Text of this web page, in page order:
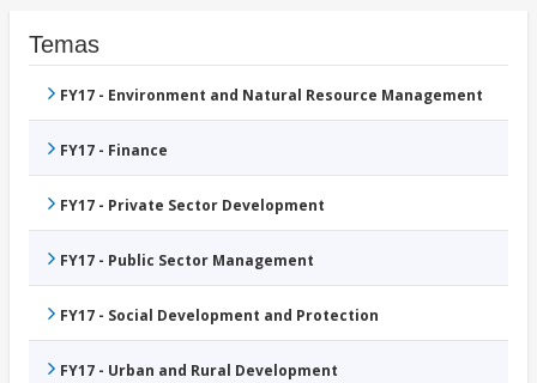
Temas
FY17 - Environment and Natural Resource Management
FY17 - Finance
FY17 - Private Sector Development
FY17 - Public Sector Management
FY17 - Social Development and Protection
FY17 - Urban and Rural Development